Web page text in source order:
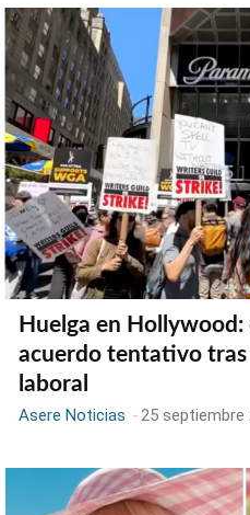
Huelga en
acuerdo tentativo tras
laboral
Asere Noticias -25 septiembre